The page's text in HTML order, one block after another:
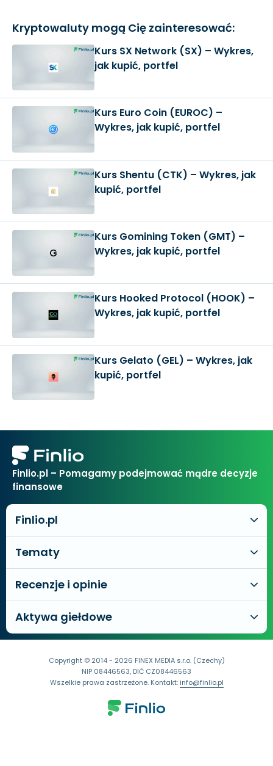
Kryptowaluty mogą Cię zainteresować:
Kurs SX Network (SX) – Wykres,
jak kupić, portfel
Kurs Euro Coin (EUROC) –
Wykres, jak kupić, portfel
Kurs Shentu (CTK) – Wykres, jak
kupić, portfel
Kurs Gomining Token (GMT) –
Wykres, jak kupić, portfel
Kurs Hooked Protocol (HOOK) –
Wykres, jak kupić, portfel
Kurs Gelato (GEL) – Wykres, jak
kupić, portfel
Finlio.pl – Pomagamy podejmować mądre decyzje
finansowe
Finlio.pl
Tematy
Recenzje i opinie
Aktywa giełdowe
Copyright © 2014 - 2026 FINEX MEDIA s.r.o. (Czechy)
NIP 08446563, DIČ CZ08446563
Wszelkie prawa zastrzeżone. Kontakt:info@finlio.pl